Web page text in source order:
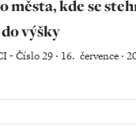
města, kde se
výšky
-Číslo 29 ‧ 16. července ‧